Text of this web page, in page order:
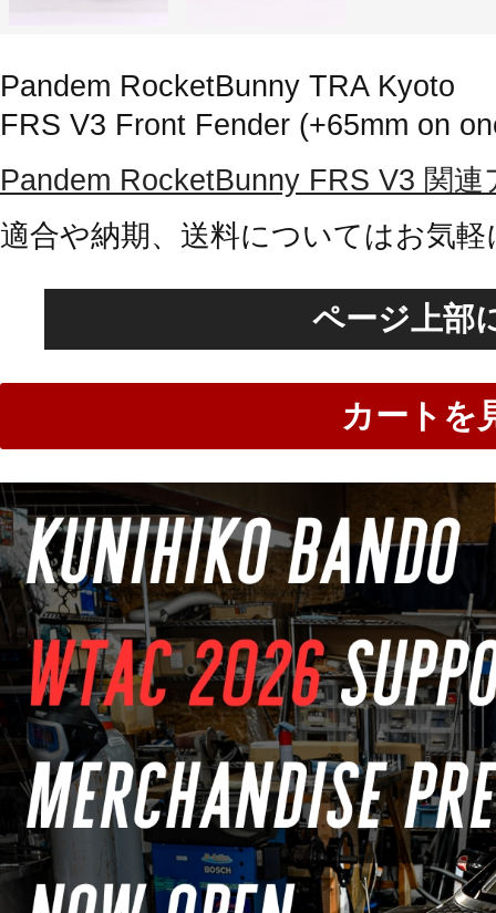
Pandem RocketBunny TRA Kyoto
FRS V3 Front Fender (+65mm on
Pandem RocketBunny FRS V3 関
適合や納期、送料についてはお気
ページ上部
カートを